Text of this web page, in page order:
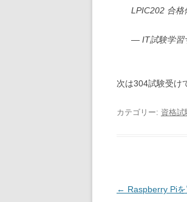
LPIC202 合格
— IT試験学習
次は304試験受け
カテゴリー: 資格試
投
← Raspberry Pi